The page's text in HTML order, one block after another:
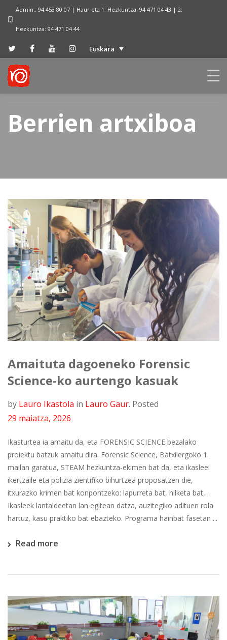
Admin.: 94 453 80 07 | Haur eta 1. Hezkuntza: 94 471 04 43 | 2.
Hezkuntza: 94 471 04 44
Euskara
Berrien artxiboa
Amaituta dagoeneko Forensic
Science-ko aurtengo kasuak
by Lauro Ikastola in Lauro Gaur. Posted
29 maiatza, 2026
Ikasturtea ia amaitu da, eta FORENSIC SCIENCE bezalako
proiektu batzuk amaitu dira. Forensic Science, Batxilergoko 1.
mailan garatua, STEAM hezkuntza-ekimen bat da, eta ikasleei
ikertzaile eta polizia zientifiko bihurtzea proposatzen die,
itxurazko krimen bat konpontzeko: lapurreta bat, hilketa bat,…
Ikasleek lantaldeetan lan egitean datza, auzitegiko adituen rola
hartuz, kasu praktiko bat ebazteko. Programa hainbat fasetan ...
Read more